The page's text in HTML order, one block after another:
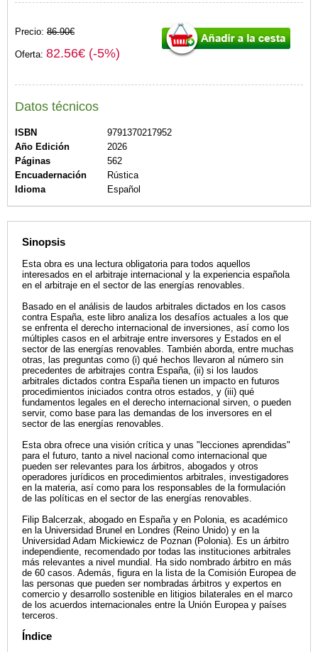
Precio: 86.90€
Oferta: 82.56€ (-5%)
Datos técnicos
ISBN
9791370217952
Año Edición
2026
Páginas
562
Encuadernación
Rústica
Idioma
Español
Sinopsis
Esta obra es una lectura obligatoria para todos aquellos
interesados en el arbitraje internacional y la experiencia española
en el arbitraje en el sector de las energías renovables.
Basado en el análisis de laudos arbitrales dictados en los casos
contra España, este libro analiza los desafíos actuales a los que
se enfrenta el derecho internacional de inversiones, así como los
múltiples casos en el arbitraje entre inversores y Estados en el
sector de las energías renovables. También aborda, entre muchas
otras, las preguntas como (i) qué hechos llevaron al número sin
precedentes de arbitrajes contra España, (ii) si los laudos
arbitrales dictados contra España tienen un impacto en futuros
procedimientos iniciados contra otros estados, y (iii) qué
fundamentos legales en el derecho internacional sirven, o pueden
servir, como base para las demandas de los inversores en el
sector de las energías renovables.
Esta obra ofrece una visión crítica y unas "lecciones aprendidas"
para el futuro, tanto a nivel nacional como internacional que
pueden ser relevantes para los árbitros, abogados y otros
operadores jurídicos en procedimientos arbitrales, investigadores
en la materia, así como para los responsables de la formulación
de las políticas en el sector de las energías renovables.
Filip Balcerzak, abogado en España y en Polonia, es académico
en la Universidad Brunel en Londres (Reino Unido) y en la
Universidad Adam Mickiewicz de Poznan (Polonia). Es un árbitro
independiente, recomendado por todas las instituciones arbitrales
más relevantes a nivel mundial. Ha sido nombrado árbitro en más
de 60 casos. Además, figura en la lista de la Comisión Europea de
las personas que pueden ser nombradas árbitros y expertos en
comercio y desarrollo sostenible en litigios bilaterales en el marco
de los acuerdos internacionales entre la Unión Europea y países
terceros.
Índice